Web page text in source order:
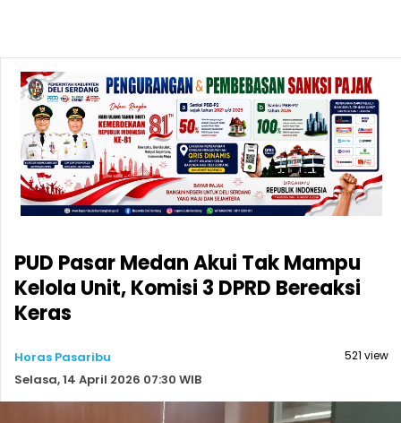
PUD Pasar Medan Akui Tak Mampu
Kelola Unit, Komisi 3 DPRD Bereaksi
Keras
Horas Pasaribu
Selasa, 14 April 2026 07:30 WIB
521 view